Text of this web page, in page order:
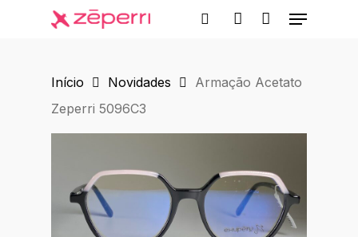
Menu
Início Novidades
Armação Acetato
Zeperri 5096C3